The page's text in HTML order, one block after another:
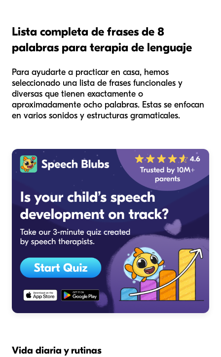
Lista completa de frases de 8
palabras para terapia de lenguaje
Para ayudarte a practicar en casa, hemos
seleccionado una lista de frases funcionales y
diversas que tienen exactamente o
aproximadamente ocho palabras. Estas se enfocan
en varios sonidos y estructuras gramaticales.
Vida diaria y rutinas